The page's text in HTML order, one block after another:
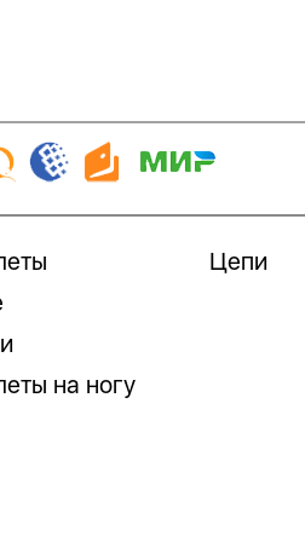
на ногу
Цепи